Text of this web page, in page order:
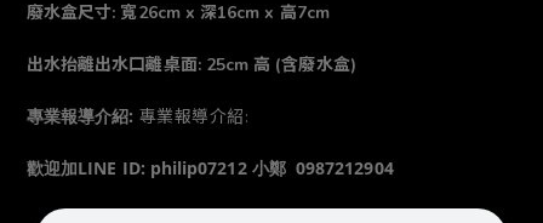
廢水盒尺寸: 寬26cm x 深16cm x 高7cm
出水抬離出水口離桌面: 25cm 高 (含廢水盒)
專業報導介紹: 專業報導介紹:
歡迎加LINE ID: philip07212 小鄭 0987212904